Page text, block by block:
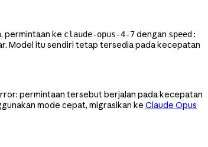
permintaan ke claude-opus-4-7dengan speed:
Model itu sendiri tetap tersedia pada kecepatan
permintaan tersebut berjalan pada kecepatan
mode cepat, migrasikan ke Claude Opus